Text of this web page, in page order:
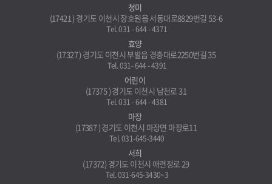
청미
(17421 ) 경기도 이천시 장호원읍 서동대로8829번길 53-6
Tel. 031 - 644 - 4371
효양
(17327 ) 경기도 이천시 부발읍 경충대로2250번길 35
Tel. 031- 644 - 4391
어린이
(17375 ) 경기도 이천시 남천로 31
Tel. 031 - 644 - 4381
마장
(17387 ) 경기도 이천시 마장면 마장로11
Tel. 031-645-3440
서희
(17372) 경기도 이천시 애련정로 29
Tel. 031-645-3430~3